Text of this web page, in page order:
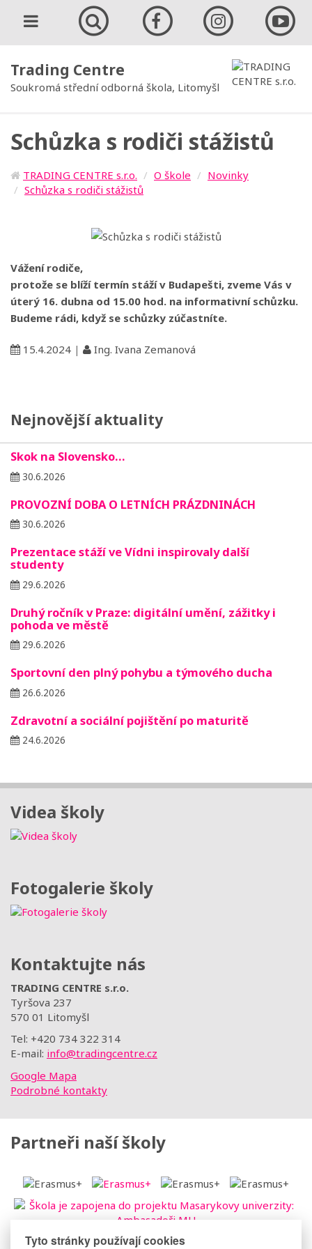
Trading Centre
Soukromá střední odborná škola, Litomyšl
Schůzka s rodiči stážistů
TRADING CENTRE s.r.o. O škole
Novinky
Schůzka s rodiči stážistů
Vážení rodiče,
protože se blíží termín stáží v Budapešti, zveme Vás v
úterý 16. dubna od 15.00 hod. na informativní schůzku.
Budeme rádi, když se schůzky zúčastníte.
15.4.2024 | Ing. Ivana Zemanová
Nejnovější aktuality
Skok na Slovensko…
30.6.2026
PROVOZNÍ DOBA O LETNÍCH PRÁZDNINÁCH
30.6.2026
Prezentace stáží ve Vídni inspirovaly další
studenty
29.6.2026
Druhý ročník v Praze: digitální umění, zážitky i
pohoda ve městě
29.6.2026
Sportovní den plný pohybu a týmového ducha
26.6.2026
Zdravotní a sociální pojištění po maturitě
24.6.2026
Videa školy
Fotogalerie školy
Kontaktujte nás
TRADING CENTRE s.r.o.
Tyršova 237
570 01 Litomyšl
Tel: +420 734 322 314
E-mail: info@tradingcentre.cz
Google Mapa
Podrobné kontakty
Partneři naší školy
Tyto stránky používají cookies